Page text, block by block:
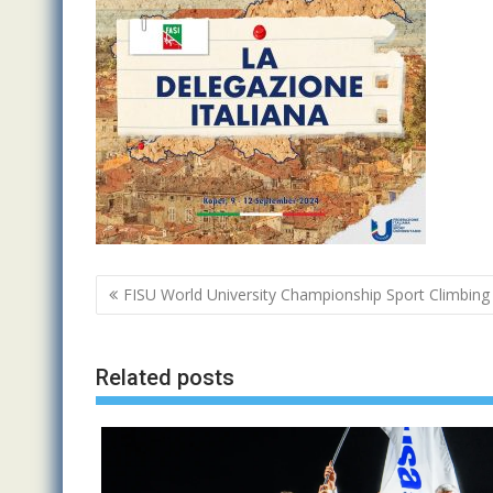
Navigazione
articoli
FISU World University Championship Sport
Related posts